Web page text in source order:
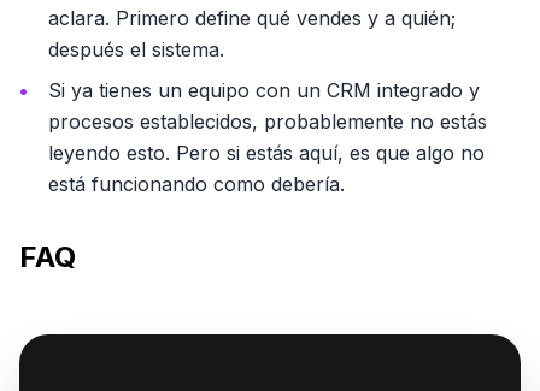
aclara. Primero define qué vendes y a quién;
después el sistema.
Si ya tienes un equipo con un CRM integrado y
procesos establecidos, probablemente no estás
leyendo esto. Pero si estás aquí, es que algo no
está funcionando como debería.
FAQ